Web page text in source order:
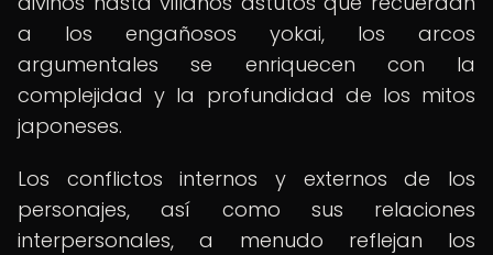
a los engañosos yokai, los arcos
argumentales se enriquecen con la
complejidad y la profundidad de los mitos
japoneses.
Los conflictos internos y externos de los
personajes, así como sus relaciones
interpersonales, a menudo reflejan los